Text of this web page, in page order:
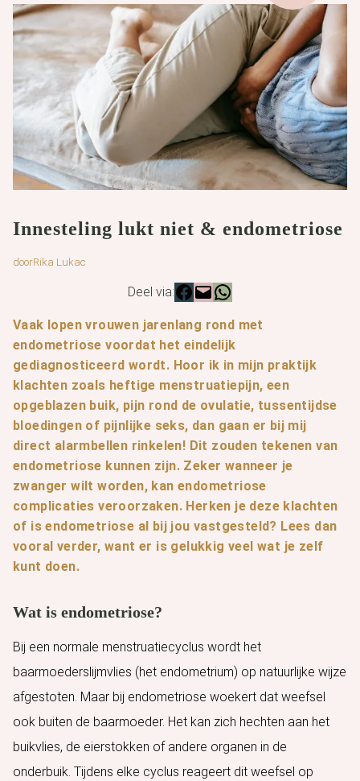
Innesteling lukt niet & endometriose
doorRika Lukac
Deel via:
Vaak lopen vrouwen jarenlang rond met
endometriose voordat het eindelijk
gediagnosticeerd wordt. Hoor ik in mijn praktijk
klachten zoals heftige menstruatiepijn, een
opgeblazen buik, pijn rond de ovulatie, tussentijdse
bloedingen of pijnlijke seks, dan gaan er bij mij
direct alarmbellen rinkelen! Dit zouden tekenen van
endometriose kunnen zijn. Zeker wanneer je
zwanger wilt worden, kan endometriose
complicaties veroorzaken. Herken je deze klachten
of is endometriose al bij jou vastgesteld? Lees dan
vooral verder, want er is gelukkig veel wat je zelf
kunt doen.
Wat is endometriose?
Bij een normale menstruatiecyclus wordt het
baarmoederslijmvlies (het endometrium) op natuurlijke wijze
afgestoten. Maar bij endometriose woekert dat weefsel
ook buiten de baarmoeder. Het kan zich hechten aan het
buikvlies, de eierstokken of andere organen in de
onderbuik. Tijdens elke cyclus reageert dit weefsel op